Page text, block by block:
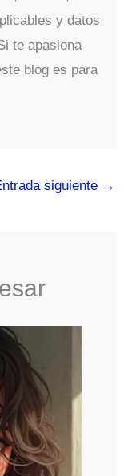
y datos
te apasiona
blog es para
siguiente →